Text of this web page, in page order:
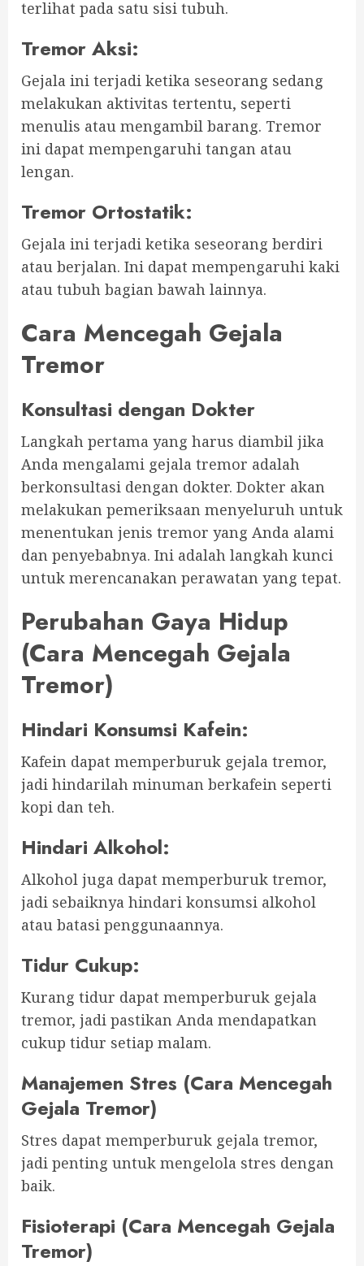
terlihat pada satu sisi tubuh.
Tremor Aksi:
Gejala ini terjadi ketika seseorang sedang
melakukan aktivitas tertentu, seperti
menulis atau mengambil barang. Tremor
ini dapat mempengaruhi tangan atau
lengan.
Tremor Ortostatik:
Gejala ini terjadi ketika seseorang berdiri
atau berjalan. Ini dapat mempengaruhi kaki
atau tubuh bagian bawah lainnya.
Cara Mencegah Gejala
Tremor
Konsultasi dengan Dokter
Langkah pertama yang harus diambil jika
Anda mengalami gejala tremor adalah
berkonsultasi dengan dokter. Dokter akan
melakukan pemeriksaan menyeluruh untuk
menentukan jenis tremor yang Anda alami
dan penyebabnya. Ini adalah langkah kunci
untuk merencanakan perawatan yang tepat.
Perubahan Gaya Hidup
(Cara Mencegah Gejala
Tremor)
Hindari Konsumsi Kafein:
Kafein dapat memperburuk gejala tremor,
jadi hindarilah minuman berkafein seperti
kopi dan teh.
Hindari Alkohol:
Alkohol juga dapat memperburuk tremor,
jadi sebaiknya hindari konsumsi alkohol
atau batasi penggunaannya.
Tidur Cukup:
Kurang tidur dapat memperburuk gejala
tremor, jadi pastikan Anda mendapatkan
cukup tidur setiap malam.
Manajemen Stres (Cara Mencegah
Gejala Tremor)
Stres dapat memperburuk gejala tremor,
jadi penting untuk mengelola stres dengan
baik.
Fisioterapi (Cara Mencegah Gejala
Tremor)